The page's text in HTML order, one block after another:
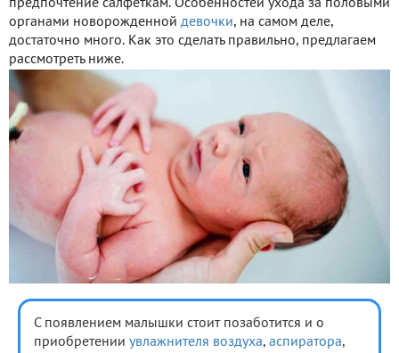
предпочтение салфеткам. Особенностей ухода за половыми
органами новорожденной девочки, на самом деле,
достаточно много. Как это сделать правильно, предлагаем
рассмотреть ниже.
С появлением малышки стоит позаботится и о
приобретении увлажнителя воздуха, аспиратора,